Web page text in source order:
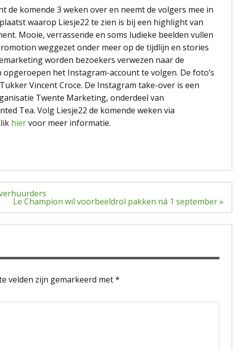
de komende 3 weken over en neemt de volgers mee in
waarop Liesje22 te zien is bij een highlight van
Mooie, verrassende en soms ludieke beelden vullen
weggezet onder meer op de tijdlijn en stories
worden bezoekers verwezen naar de
het Instagram-account te volgen. De foto’s
Vincent Croce. De Instagram take-over is een
Twente Marketing, onderdeel van
Tea. Volg Liesje22 de komende weken via
hiervoor meer informatie.
Le Champion wil voorbeeldrol pakken ná 1 september »
velden zijn gemarkeerd met*